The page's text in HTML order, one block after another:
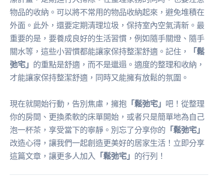
物品的收納。可以將不常用的物品收納起來，避免堆積在
外面。此外，還要定期清理垃圾，保持室內空氣清新。最
重要的是，要養成良好的生活習慣，例如隨手關燈、隨手
關水等，這些小習慣都能讓家保持整潔舒適。記住，
「鬆
弛宅」 的重點是舒適，而不是邋遢。適度的整理和收納，
才能讓家保持整潔舒適，同時又能擁有放鬆的氛圍。
現在就開始行動，告別焦慮，擁抱 「鬆弛宅」 吧！從整理
你的房間、更換柔軟的床單開始，或者只是簡單地為自己
泡一杯茶，享受當下的寧靜。別忘了分享你的 「鬆弛宅」
改造心得，讓我們一起創造更美好的居家生活！立即分享
這篇文章，讓更多人加入 「鬆弛宅」 的行列！